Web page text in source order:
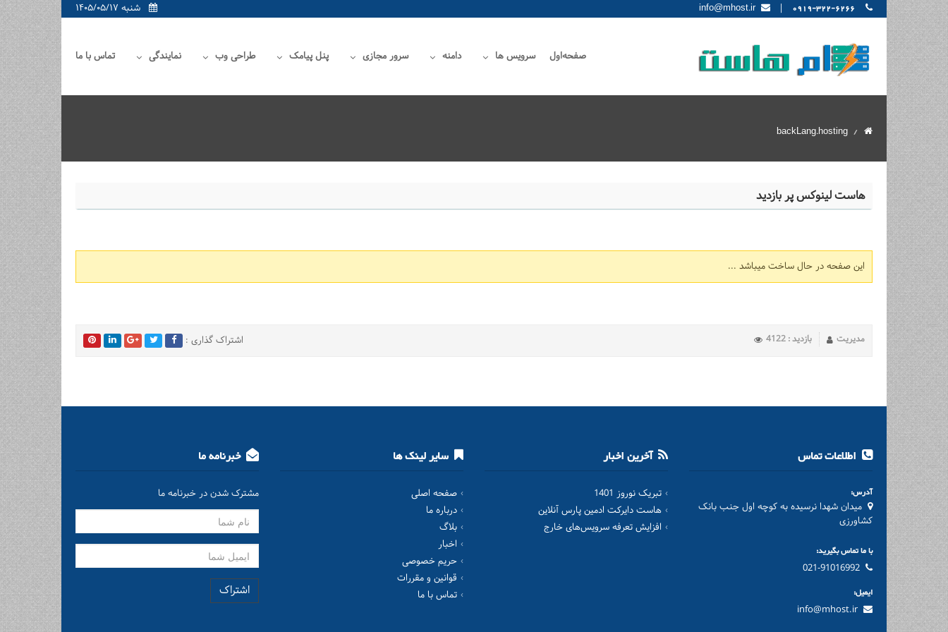
شنبه ۱۴۰۵/۰۵/۱۷ 0919-322-6266
|
info@mhost.ir
صفحه‌اول سرویس ها دامنه سرور مجازی پنل پیامک طراحی وب نمایندگی تماس با ما
backLang.hosting
هاست لینوکس پر بازدید
این صفحه در حال ساخت میباشد ...
مدیریت بازدید : 4122 اشتراک گذاری :
اطلاعات تماس
آدرس:
میدان شهدا نرسیده به کوچه اول جنب بانک
کشاورزی
با ما تماس بگیرید:
021-91016992
ایمیل:
info@mhost.ir
آخرین اخبار
تبریک نوروز 1401
هاست دایرکت ادمین پارس آنلاین
افزایش تعرفه سرویس‌های خارج
سایر لینک ها
صفحه اصلی
درباره ما
بلاگ
اخبار
حریم خصوصی
قوانین و مقررات
تماس با ما
خبرنامه ما
مشترک شدن در خبرنامه ما
اشتراک